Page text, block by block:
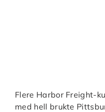
Flere Harbor Freight-
med hell brukte